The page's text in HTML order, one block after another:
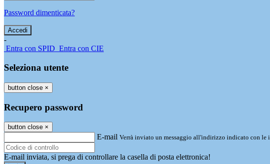
Password dimenticata?
-
Entra con SPID Entra con CIE
Seleziona utente
button close ×
Recupero password
button close ×
E-mail Verrà inviato un messaggio all'indirizzo indicato con le
E-mail inviata, si prega di controllare la casella di posta elettronica!